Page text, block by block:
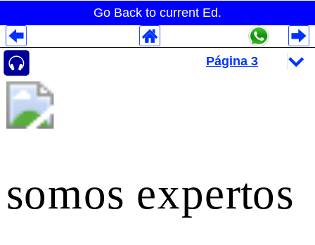
Go Back to current Ed.
somos expertos
Despliegues Analytics
Despliegues Totales
Despliegues por Rubros